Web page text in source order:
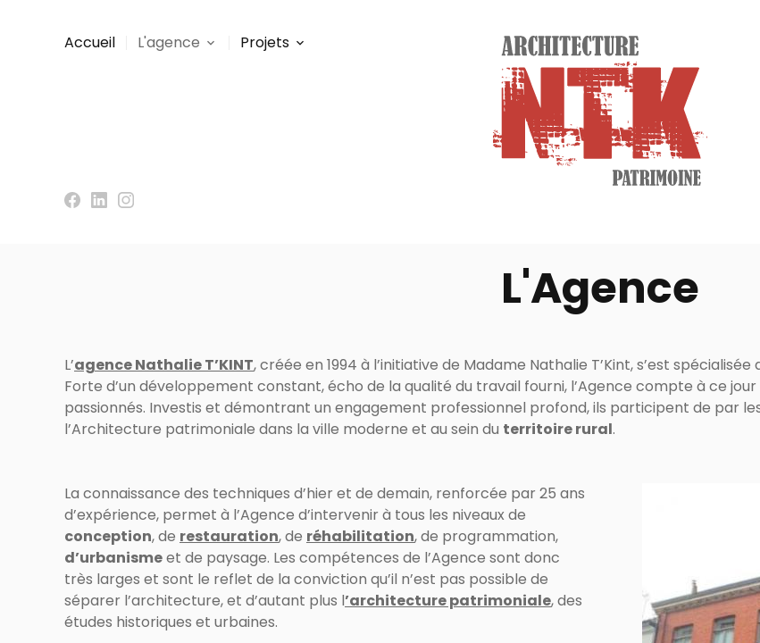
Accueil L'agence Projets
L'Agence
L’agence Nathalie T’KINT, créée en 1994 à l’initiative de Madame Nathalie T’Kint, s’est spécialisée
Forte d’un développement constant, écho de la qualité du travail fourni, l’Agence compte à ce
passionnés. Investis et démontrant un engagement professionnel profond, ils participent de par
l’Architecture patrimoniale dans la ville moderne et au sein du territoire rural.
La connaissance des techniques d’hier et de demain, renforcée par 25 ans
d’expérience, permet à l’Agence d’intervenir à tous les niveaux de
conception, de restauration, de réhabilitation, de programmation,
d’urbanismeet de paysage. Les compétences de l’Agence sont donc
très larges et sont le reflet de la conviction qu’il n’est pas possible de
séparer l’architecture, et d’autant plus l’architecture patrimoniale, des
études historiques et urbaines.